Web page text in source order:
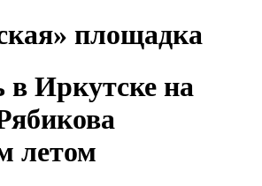
площадка
в Иркутске на
летом